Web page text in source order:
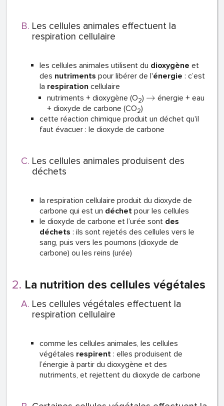
Les cellules animales effectuent la
respiration cellulaire
les cellules animales utilisent du dioxygène et
des nutriments pour libérer de l'énergie : c’est
la respiration cellulaire
nutriments + dioxygène (O2) → énergie + eau
+ dioxyde de carbone (CO2)
cette réaction chimique produit un déchet qu'il
faut évacuer : le dioxyde de carbone
Les cellules animales produisent des
déchets
la respiration cellulaire produit du dioxyde de
carbone qui est un déchet pour les cellules
le dioxyde de carbone et l’urée sont des
déchets : ils sont rejetés des cellules vers le
sang, puis vers les poumons (dioxyde de
carbone) ou les reins (urée)
La nutrition des cellules végétales
Les cellules végétales effectuent la
respiration cellulaire
comme les cellules animales, les cellules
végétales respirent : elles produisent de
l’énergie à partir du dioxygène et des
nutriments, et rejettent du dioxyde de carbone